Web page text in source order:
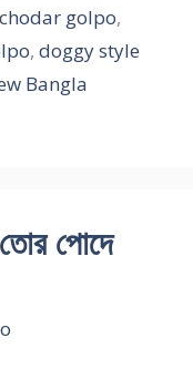
golpo,
, doggy style
Bangla
তোর পোদে